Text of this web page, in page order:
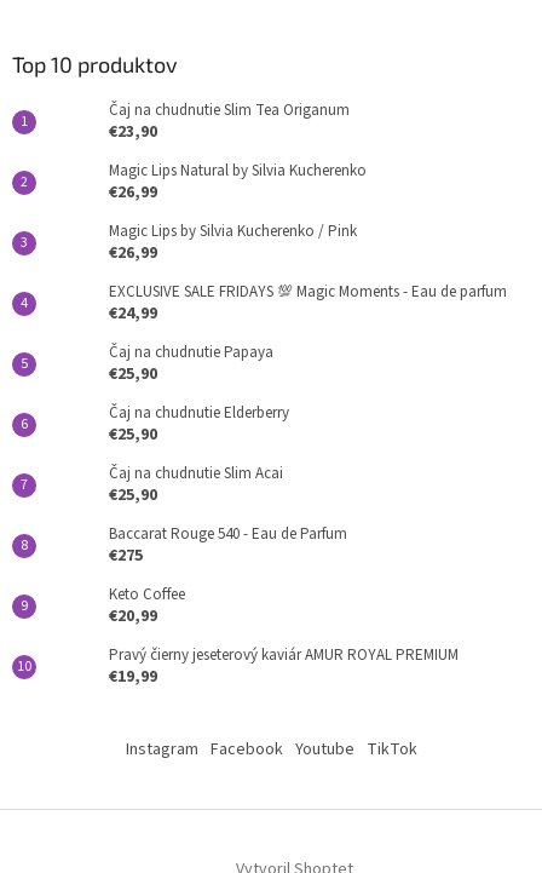
Top 10 produktov
Čaj na chudnutie Slim Tea Origanum
€23,90
Magic Lips Natural by Silvia Kucherenko
€26,99
Magic Lips by Silvia Kucherenko / Pink
€26,99
EXCLUSIVE SALE FRIDAYS 💯 Magic Moments - Eau de parfum
€24,99
Čaj na chudnutie Papaya
€25,90
Čaj na chudnutie Elderberry
€25,90
Čaj na chudnutie Slim Acai
€25,90
Baccarat Rouge 540 - Eau de Parfum
€275
Keto Coffee
€20,99
Pravý čierny jeseterový kaviár AMUR ROYAL PREMIUM
€19,99
Instagram Facebook Youtube TikTok